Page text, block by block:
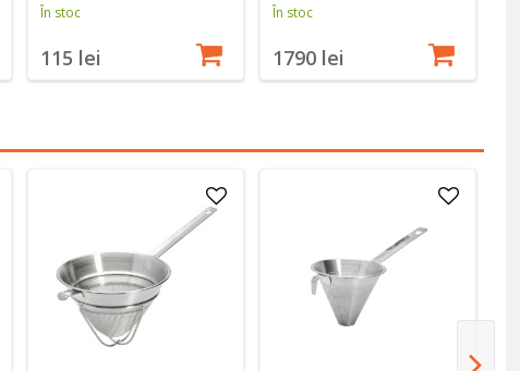
În stoc
115 lei
În stoc
1790 lei